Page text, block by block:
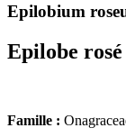
Epilobium
Epilobe rosé
Famille :